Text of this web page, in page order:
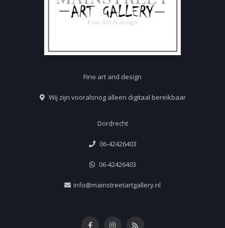
Fine art and design
Wij zijn vooralsnog alleen digitaal bereikbaar
Dordrecht
06-42426403
06-42426403
info@mainstreetartgallery.nl